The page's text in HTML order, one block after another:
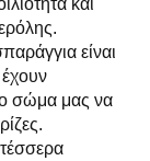
είναι
σώμα μας να